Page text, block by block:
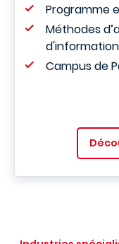
Programme
Méthodes
Campus de